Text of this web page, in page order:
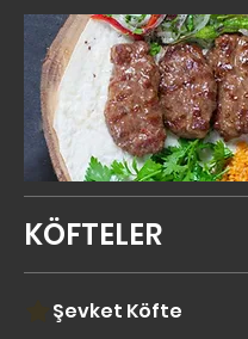
KÖFTELER
Şevket Köfte